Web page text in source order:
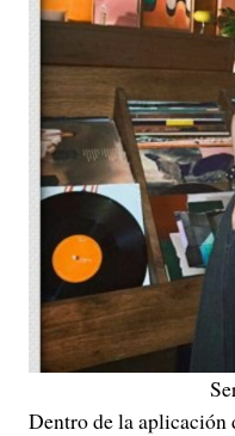
Dentro de la aplicación